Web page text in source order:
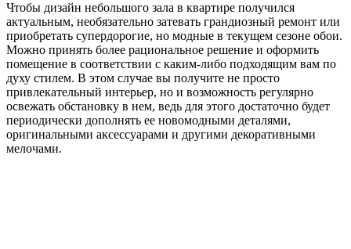
Чтобы дизайн небольшого зала в квартире получился
актуальным, необязательно затевать грандиозный ремонт или
приобретать супердорогие, но модные в текущем сезоне обои.
Можно принять более рациональное решение и оформить
помещение в соответствии с каким-либо подходящим вам по
духу стилем. В этом случае вы получите не просто
привлекательный интерьер, но и возможность регулярно
освежать обстановку в нем, ведь для этого достаточно будет
периодически дополнять ее новомодными деталями,
оригинальными аксессуарами и другими декоративными
мелочами.